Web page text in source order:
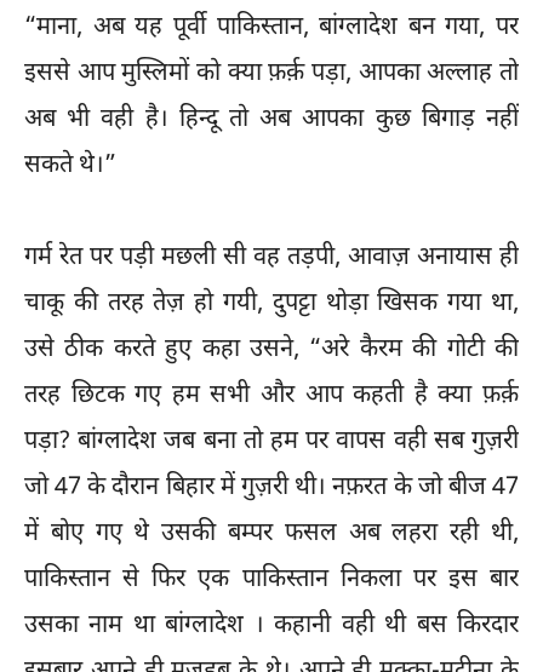
“माना, अब यह पूर्वी पाकिस्तान, बांग्लादेश बन गया, पर
इससे आप मुस्लिमों को क्या फ़र्क़ पड़ा, आपका अल्लाह तो
अब भी वही है। हिन्दू तो अब आपका कुछ बिगाड़ नहीं
सकते थे।”
गर्म रेत पर पड़ी मछली सी वह तड़पी, आवाज़ अनायास ही
चाकू की तरह तेज़ हो गयी, दुपट्टा थोड़ा खिसक गया था,
उसे ठीक करते हुए कहा उसने, “अरे कैरम की गोटी की
तरह छिटक गए हम सभी और आप कहती है क्या फ़र्क़
पड़ा? बांग्लादेश जब बना तो हम पर वापस वही सब गुज़री
जो 47 के दौरान बिहार में गुज़री थी। नफ़रत के जो बीज 47
में बोए गए थे उसकी बम्पर फसल अब लहरा रही थी,
पाकिस्तान से फिर एक पाकिस्तान निकला पर इस बार
उसका नाम था बांग्लादेश । कहानी वही थी बस किरदार